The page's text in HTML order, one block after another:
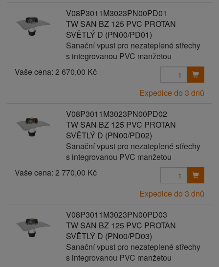
V08P3011M3023PN00PD01
TW SAN BZ 125 PVC PROTAN
SVĚTLÝ D (PN00/PD01)
Sanační vpust pro nezateplené střechy
s integrovanou PVC manžetou
Vaše cena: 2 670,00 Kč
Expedice do 3 dnů
V08P3011M3023PN00PD02
TW SAN BZ 125 PVC PROTAN
SVĚTLÝ D (PN00/PD02)
Sanační vpust pro nezateplené střechy
s integrovanou PVC manžetou
Vaše cena: 2 770,00 Kč
Expedice do 3 dnů
V08P3011M3023PN00PD03
TW SAN BZ 125 PVC PROTAN
SVĚTLÝ D (PN00/PD03)
Sanační vpust pro nezateplené střechy
s integrovanou PVC manžetou